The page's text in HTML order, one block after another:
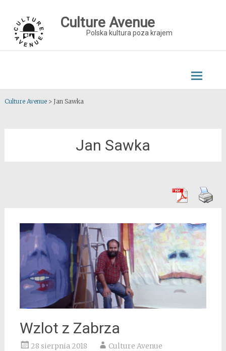
content
Culture Avenue
Polska kultura poza krajem
Culture Avenue> Jan Sawka
Jan Sawka
Wzlot z Zabrza
28 sierpnia 2018 Culture Avenue